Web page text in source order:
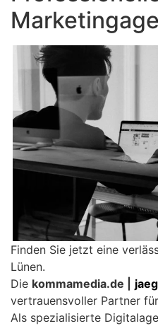
Finden Sie jetzt eine
Lünen.
Die kommamedia.de |
vertrauensvoller Partner
Als spezialisierte